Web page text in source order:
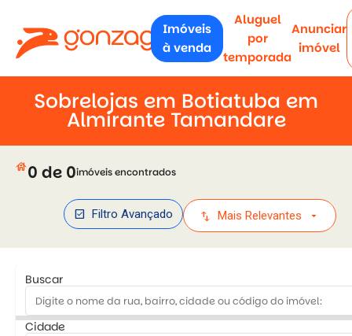
Imóveis
à venda
Aluguel
por
temporada
Anunciar
imóvel
Sobrelojas em Botiatuba em
Almirante Tamandare
house0 de 0imóveis encontrados
check_box Filtro Avançado swap_vert Mais Relevantes arrow_drop_down
Buscar
Cidade